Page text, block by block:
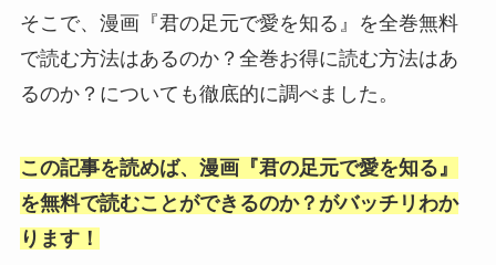
そこで、漫画『君の足元で愛を知る』を全巻無料
で読む方法はあるのか？全巻お得に読む方法はあ
るのか？についても徹底的に調べました。
この記事を読めば、漫画『君の足元で愛を知る』
を無料で読むことができるのか？がバッチリわか
ります！